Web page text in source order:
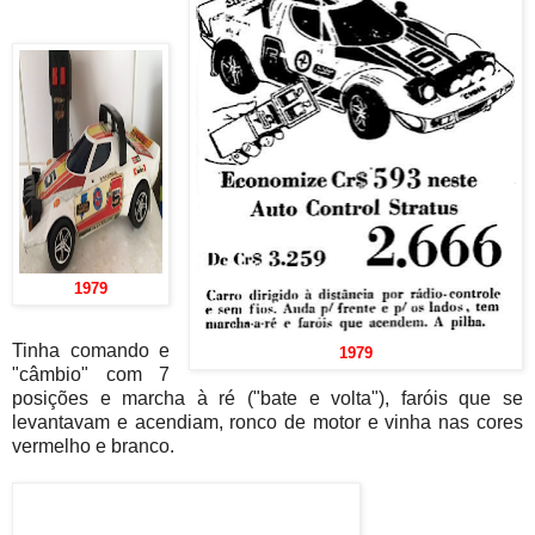
1979
1979
Tinha comando e
"câmbio" com 7
posições e marcha à ré ("bate e volta"), faróis que se
levantavam e acendiam, ronco de motor e vinha nas cores
vermelho e branco.